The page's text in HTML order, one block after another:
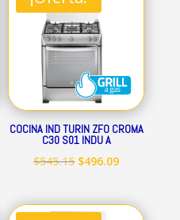
$372.63.
COCINA IND TURIN ZFO CROMA
C30 S01 INDU A
$545.15 El
original
$496.09El
actual